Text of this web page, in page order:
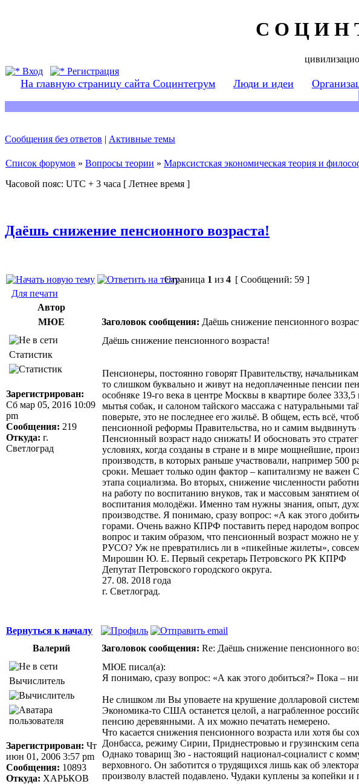
С О Ц И Н
Вход
Регистрация
На главную страницу сайта Социнтегрум Люди и идеи
Сообщения без ответов | Активные темы
Список форумов » Вопросы теории » Марксистская экономическая теория и
Часовой пояс: UTC + 3 часа [ Летнее время ]
Даёшь снижение пенсионного возраста!
Страница 1 из 4 [ Сообщений: 59 ]
Для печати
Автор
МЮЕ
Заголовок сообщения: Даёшь снижение пенсионного
Статистик
Зарегистрирован:
Сб мар 05, 2016 10:09
pm
Сообщения: 219
Откуда: г.
Светлоград
Даёшь снижение пенсионного возраста!
Пенсионеры, постоянно говорят Правительству,
то слишком буквально и живут на недоплаченные пенсии
особняке 19-го века в центре Москвы в квартире более
мытья собак, и салоном тайского массажа с натуральными
поверьте, это не последнее его жильё. В общем, есть всё,
пенсионной реформы Правительства, но и самим
Пенсионный возраст надо снижать! И обосновать это
условиях, когда созданы в стране и в мире мощнейшие,
производств, в которых раньше участвовали, например 500
сроки. Мешает только один фактор – капитализму не важен
этапа социализма. Во вторых, снижение численности
на работу по воспитанию внуков, так и массовым занятием
воспитания молодёжи. Именно там нужны знания, опыт,
производстве. Я понимаю, сразу вопрос: «А как этого
горами. Очень важно КПРФ поставить перед народом
вопрос и таким образом, что пенсионный возраст можно
РУСО? Уж не превратились ли в «пикейные жилеты»,
Мирошин Ю. Е. Первый секретарь Петровского РК КПРФ
Депутат Петровского городского округа.
27. 08. 2018 года
г. Светлоград.
Вернуться к началу
Валерий
Заголовок сообщения: Re: Даёшь снижение пенсионного
Вычислитель
Зарегистрирован: Чт
июн 01, 2006 3:57 pm
Сообщения: 10893
Откуда: ХАРЬКОВ
МЮЕ писал(а):
Я понимаю, сразу вопрос: «А как этого добиться?» Пока –
Не слишком ли Вы уповаете на крушение долларовой
Экономика-то США останется целой, а награбленное
пенсию деревянными. А их можно печатать немерено.
Что касается снижения пенсионного возраста или хотя бы
Донбасса, режиму Сирии, Приднестровью и грузинским
Однако товарищ Зю - настоящий национал-социалист с
верховного. Он заботится о трудящихся лишь как об
произволу властей подавлено. Чудаки куплены за копейки